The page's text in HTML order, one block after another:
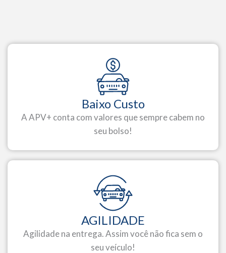
Baixo Custo
A APV+ conta com valores que sempre cabem no
seu bolso!
AGILIDADE
Agilidade na entrega. Assim você não fica sem o
seu veículo!